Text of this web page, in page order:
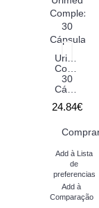
Urimed
Complex
30
Cápsulas
24.84€
Add à Lista
de
preferencias
Add à
Comparação